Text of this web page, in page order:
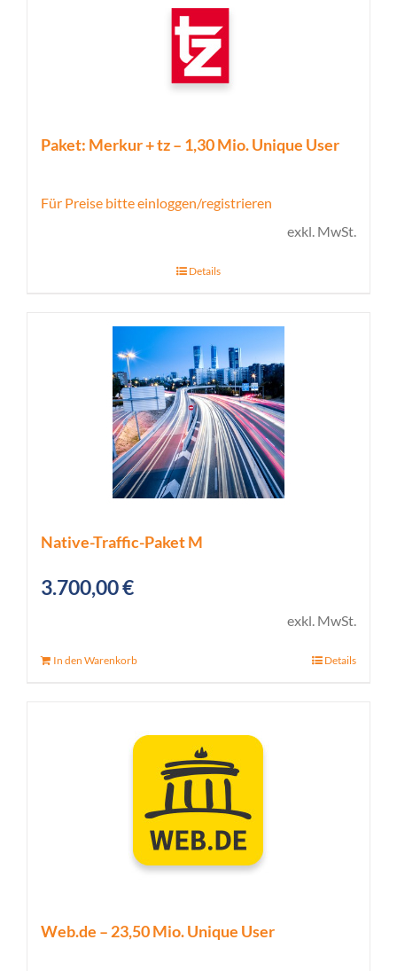
Paket: Merkur + tz – 1,30 Mio. Unique User
Für Preise bitte einloggen/registrieren
exkl. MwSt.
Details
Native-Traffic-Paket M
3.700,00€
exkl. MwSt.
In den Warenkorb Details
Web.de – 23,50 Mio. Unique User